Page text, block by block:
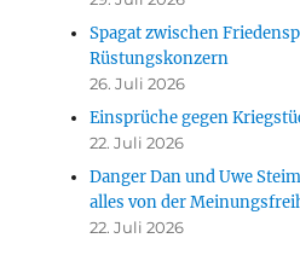
Spagat zwischen
Rüstungskonzern
26. Juli 2026
Einsprüche gegen
22. Juli 2026
Danger Dan und Uwe
alles von der
22. Juli 2026